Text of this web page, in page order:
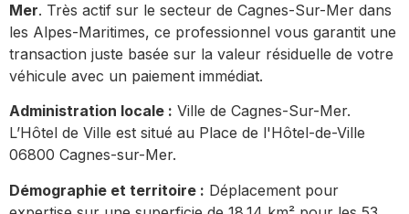
Mer. Très actif sur le secteur de Cagnes-Sur-Mer dans
les Alpes-Maritimes, ce professionnel vous garantit une
transaction juste basée sur la valeur résiduelle de votre
véhicule avec un paiement immédiat.
Administration locale : Ville de Cagnes-Sur-Mer.
L’Hôtel de Ville est situé au Place de l'Hôtel-de-Ville
06800 Cagnes-sur-Mer.
Démographie et territoire : Déplacement pour